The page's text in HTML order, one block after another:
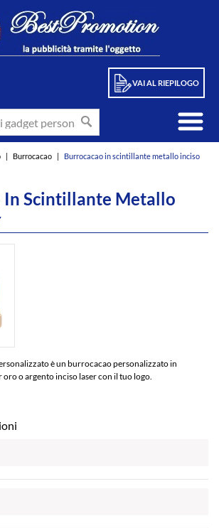
VAI AL RIEPILOGO
| Burrocacao |
Burrocacao in scintillante metallo inciso
In Scintillante Metallo
è un burrocacao personalizzato in
o argento inciso laser con il tuo logo.